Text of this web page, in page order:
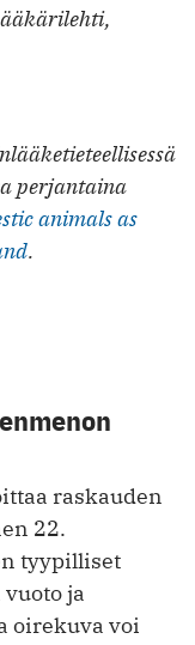
perjantaina
animals as
.
raskauden
22.
tyypilliset
ja
oirekuva voi